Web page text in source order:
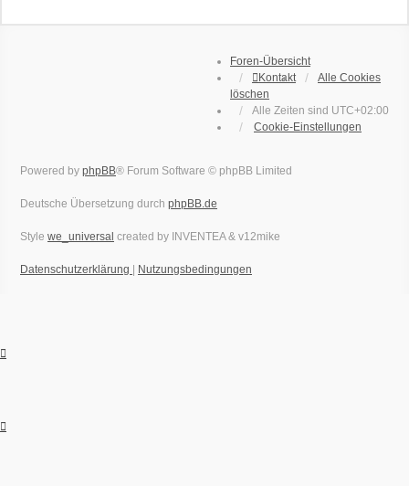
Foren-Übersicht
Kontakt
Alle Cookies
löschen
Alle Zeiten sind UTC+02:00
Cookie-Einstellungen
Powered by phpBB® Forum Software © phpBB Limited
Deutsche Übersetzung durch phpBB.de
Style we_universal created by INVENTEA & v12mike
Datenschutzerklärung Nutzungsbedingungen